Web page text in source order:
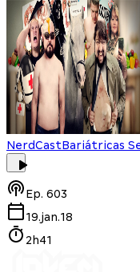
NerdCastBariátricas
Ep. 603
19.jan.18
2h41